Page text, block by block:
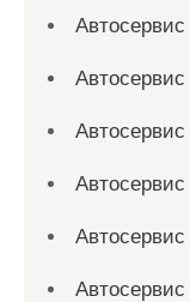
Автосервис
Автосервис
Автосервис
Автосервис
Автосервис
Автосервис